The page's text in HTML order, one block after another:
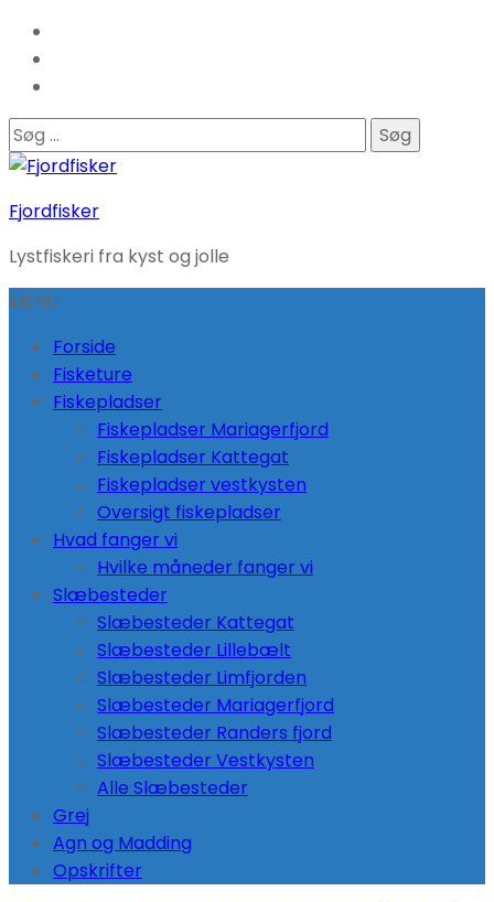
Søg
efter:
Fjordfisker
Lystfiskeri fra kyst og jolle
MENU
Forside
Fisketure
Fiskepladser
Fiskepladser Mariagerfjord
Fiskepladser Kattegat
Fiskepladser vestkysten
Oversigt fiskepladser
Hvad fanger vi
Hvilke måneder fanger vi
Slæbesteder
Slæbesteder Kattegat
Slæbesteder Lillebælt
Slæbesteder Limfjorden
Slæbesteder Mariagerfjord
Slæbesteder Randers fjord
Slæbesteder Vestkysten
Alle Slæbesteder
Grej
Agn og Madding
Opskrifter